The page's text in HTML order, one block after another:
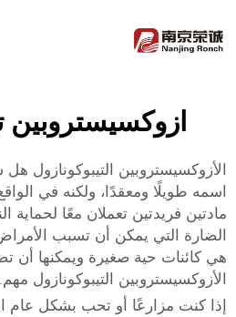
ازوكسيستروبين
الأزوكسيستروبين التيبوكونازول
اسمه طويلًا ومعقدًا، ولكنه في
مادتين فريدتين تعملان معًا لحماية
الضارة التي يمكن أن تسبب
هي كائنات حية صغيرة ويمكنها أن
الأزوكسيستروبين التيبوكونازول مهم.
إذا كنت مزارعًا أو تحب بشكل عام